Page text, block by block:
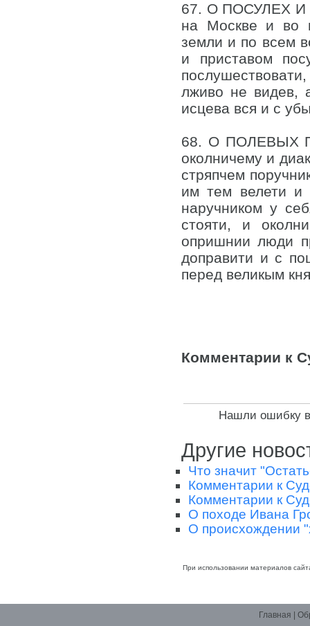
67. О ПОСУЛЕХ И
на Москве и во
земли и по всем
и приставом
лживо не видев,
исцева вся и с
68. О ПОЛЕВЫХ
околничему и
стряпчем
им тем велети и
наручником у
стояти, и
опришнии люди
доправити и с
перед великым
Комментарии к
Нашли ошибку в
Другие
Что значит
Комментарии к
Комментарии к
О походе Ивана
О происхождении
При использовании материалов
Главная